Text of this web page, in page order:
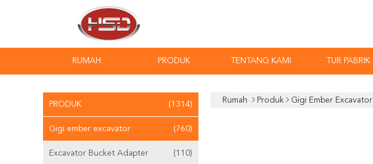
RUMAH PRODUK TENTANG KAMI TUR PABRIK
PRODUK (1314)
Gigi ember excavator (760)
Excavator Bucket Adapter (110)
Rumah Produk Gigi Ember Excavator